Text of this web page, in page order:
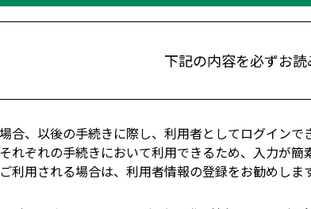
下記の内容を必ずお読
合、以後の手続きに際し、利用者としてログインで
れぞれの手続きにおいて利用できるため、入力が簡
利用される場合は、利用者情報の登録をお勧めします